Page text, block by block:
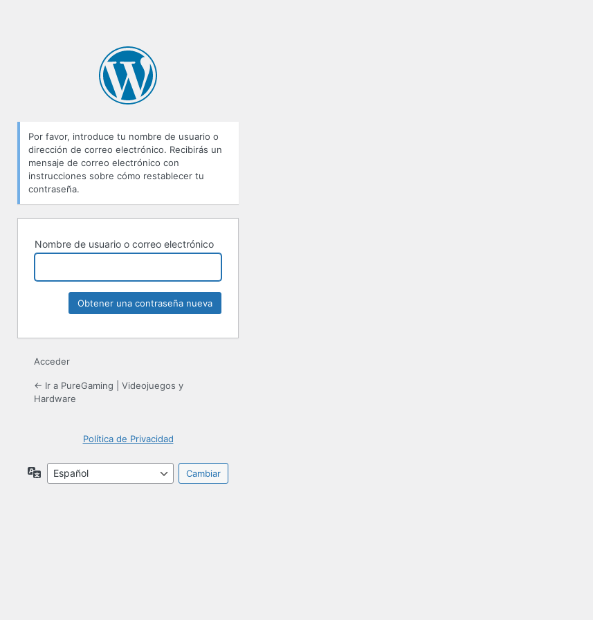
Por favor, introduce tu nombre de usuario o
dirección de correo electrónico. Recibirás un
mensaje de correo electrónico con
instrucciones sobre cómo restablecer tu
contraseña.
Nombre de usuario o correo electrónico
Acceder
← Ir a PureGaming | Videojuegos y
Hardware
Política de Privacidad
Idioma